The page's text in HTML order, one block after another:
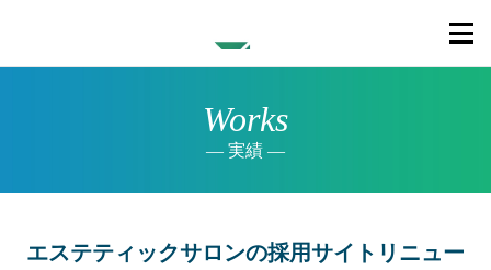
Works
実績
エステティックサロンの採用サイトリニュー